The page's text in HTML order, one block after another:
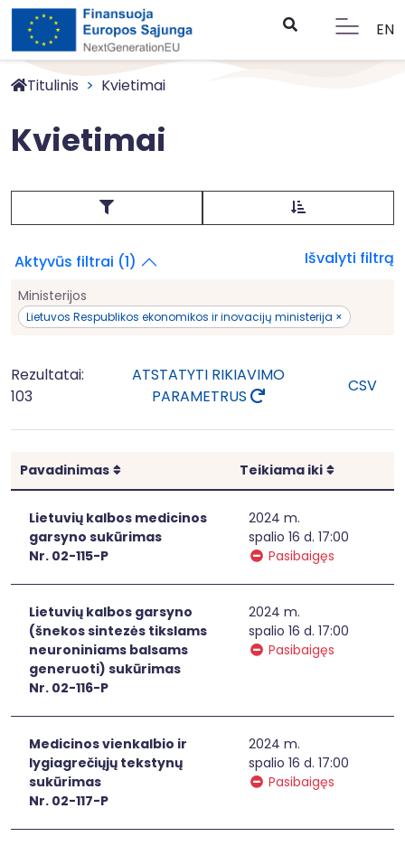
EN
Titulinis Kvietimai
Kvietimai
Aktyvūs filtrai (1) Išvalyti filtrą
Ministerijos
Lietuvos Respublikos ekonomikos ir inovacijų ministerija ×
Rezultatai:
103
ATSTATYTI RIKIAVIMO
PARAMETRUS
CSV
Pavadinimas Rikiuoti Teikiama iki Rikiuoti
Lietuvių kalbos medicinos
garsyno sukūrimas
Nr. 02-115-P
2024 m.
spalio 16 d. 17:00
Pasibaigęs
Lietuvių kalbos garsyno
(šnekos sintezės tikslams
neuroniniams balsams
generuoti) sukūrimas
Nr. 02-116-P
2024 m.
spalio 16 d. 17:00
Pasibaigęs
Medicinos vienkalbio ir
lygiagrečiųjų tekstynų
sukūrimas
Nr. 02-117-P
2024 m.
spalio 16 d. 17:00
Pasibaigęs